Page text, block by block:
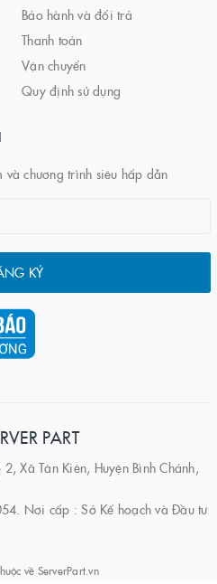
Bảo hành và đổi trả
Thanh toán
Vận chuyển
Quy định sử dụng
chương trình siêu hấp dẫn
KÝ
PART
Xã Tân Kiên, Huyện Bình Chánh,
Nơi cấp : Sở Kế hoạch và Đầu tư
về ServerPart.vn